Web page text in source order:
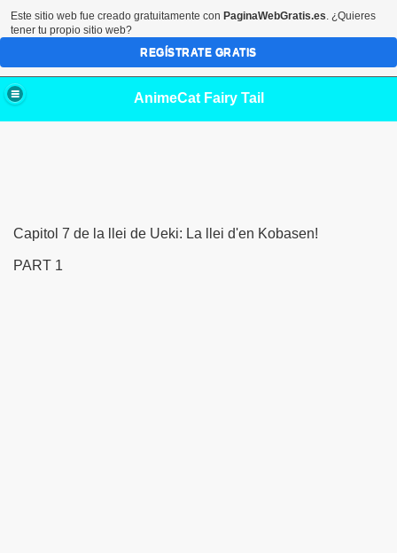
AnimeCat Fairy Tail
Capitol 7 de la llei de Ueki: La llei d'en Kobasen!
PART 1
Este sitio web fue creado gratuitamente con PaginaWebGratis.es. ¿Quieres
tener tu propio sitio web?
REGÍSTRATE GRATIS